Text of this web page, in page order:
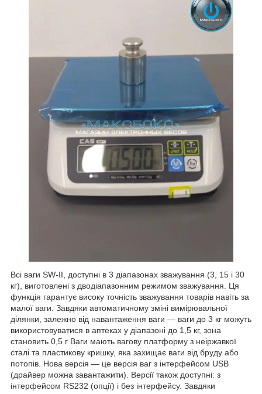
Всі ваги SW-II, доступні в 3 діапазонах зважування (3, 15 і 30
кг), виготовлені з дводіапазонним режимом зважування. Ця
функція гарантує високу точність зважування товарів навіть за
малої ваги. Завдяки автоматичному зміні вимірювальної
ділянки, залежно від навантаження ваги — ваги до 3 кг можуть
використовуватися в аптеках у діапазоні до 1,5 кг, зона
становить 0,5 г Ваги мають вагову платформу з неіржавкої
сталі та пластикову кришку, яка захищає ваги від бруду або
потопів. Нова версія — це версія ваг з інтерфейсом USB
(драйвер можна завантажити). Версії також доступні: з
інтерфейсом RS232 (опції) і без інтерфейсу. Завдяки